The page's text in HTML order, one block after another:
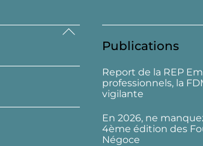
Back
Top
Publications
Report de la REP
professionnels, la
vigilante
En 2026, ne
4ème édition des
Négoce